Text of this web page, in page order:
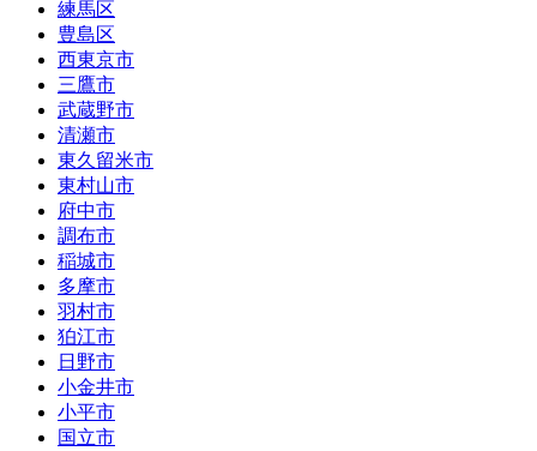
練馬区
豊島区
西東京市
三鷹市
武蔵野市
清瀬市
東久留米市
東村山市
府中市
調布市
稲城市
多摩市
羽村市
狛江市
日野市
小金井市
小平市
国立市